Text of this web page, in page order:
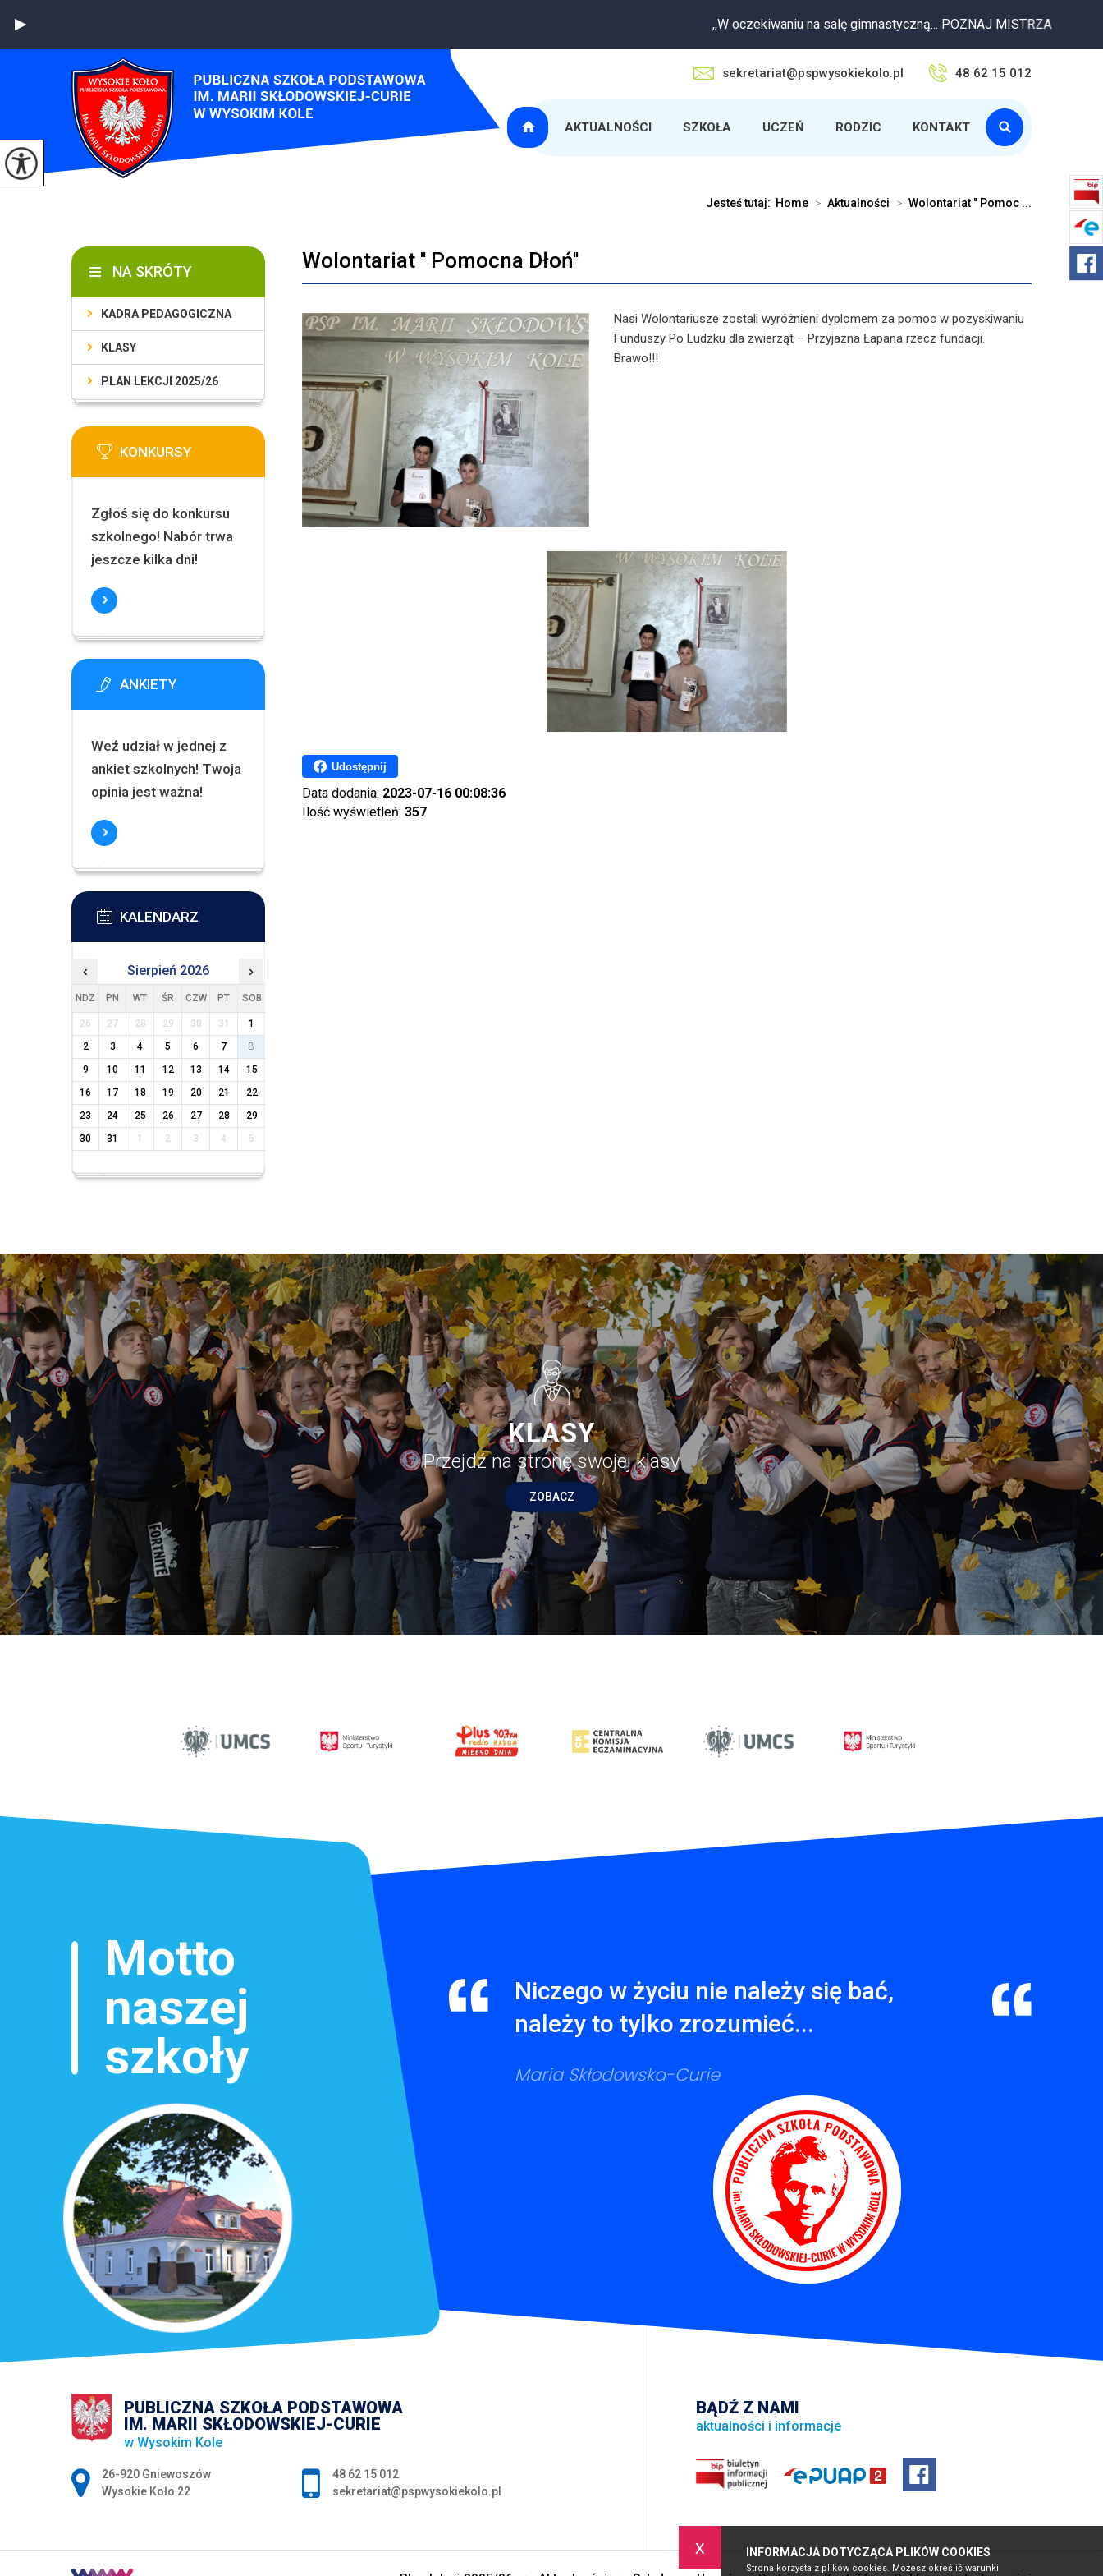
x INFORMACJA DOTYCZĄCA PLIKÓW COOKIES
Strona korzysta z plików cookies. Możesz określić warunki
,,W oczekiwaniu na salę gimnastyczną... POZNAJ MISTRZA
sekretariat@pspwysokiekolo.pl 48 62 15 012
AKTUALNOŚCI SZKOŁA UCZEŃ RODZIC KONTAKT
Jesteś tutaj: Home > Aktualności > Wolontariat '' Pomoc ...
Wolontariat '' Pomocna Dłoń''
Nasi Wolontariusze zostali wyróżnieni dyplomem za pomoc w pozyskiwaniu
Funduszy Po Ludzku dla zwierząt – Przyjazna Łapana rzecz fundacji.
Brawo!!!
Udostępnij
Data dodania: 2023-07-16 00:08:36
Ilość wyświetleń: 357
NA SKRÓTY
KADRA PEDAGOGICZNA
KLASY
PLAN LEKCJI 2025/26
KONKURSY
Zgłoś się do konkursu
szkolnego! Nabór trwa
jeszcze kilka dni!
ANKIETY
Weź udział w jednej z
ankiet szkolnych! Twoja
opinia jest ważna!
KALENDARZ
‹ Sierpień 2026 ›
NDZ PN WT ŚR CZW PT SOB
26 27 28 29 30 31
1
2
3 4 5 6 7
8
9
10 11 12 13 14
15
16
17 18 19 20 21
22
23
24 25 26 27 28
29
30
31 1 2 3 4 5
KLASY
Przejdź na stronę swojej klasy
ZOBACZ
Niczego w życiu nie należy się bać,
należy to tylko zrozumieć...
Maria Skłodowska-Curie
PUBLICZNA SZKOŁA PODSTAWOWA
IM. MARII SKŁODOWSKIEJ-CURIE
w Wysokim Kole
Adres pocztowy:
26-920 Gniewoszów
Wysokie Koło 22
48 62 15 012
sekretariat@pspwysokiekolo.pl
BĄDŹ Z NAMI
aktualności i informacje